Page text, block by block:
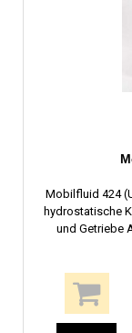
Mobilfluid 424
hydrostatische
und Getriebe